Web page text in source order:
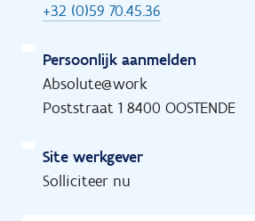
+32 (0)59 70.45.36
Persoonlijk aanmelden
Absolute@work
Poststraat 1 8400 OOSTENDE
Site werkgever
Solliciteer nu